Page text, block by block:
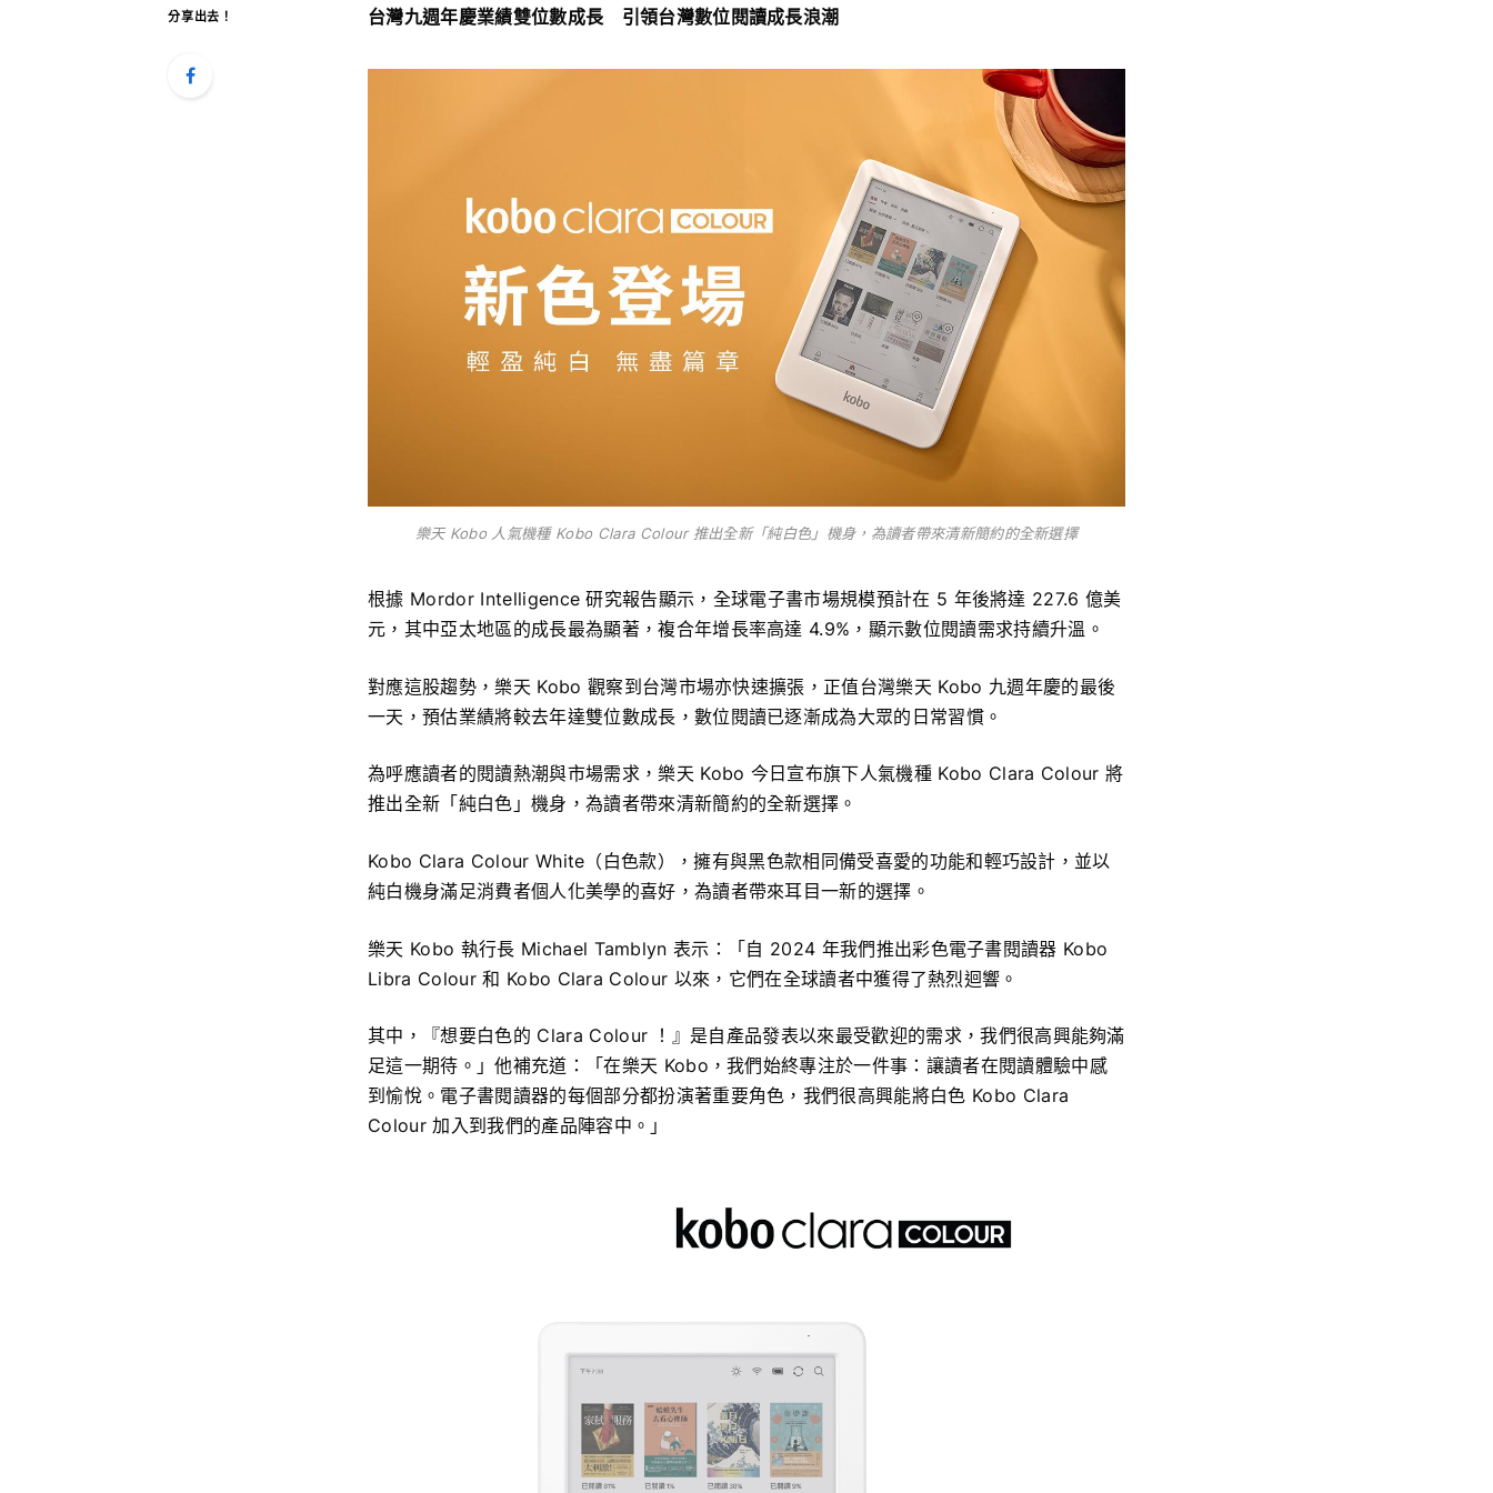
分享出去！ 台灣九週年慶業績雙位數成長 引領台灣數位閱讀成長浪潮
樂天 Kobo 人氣機種 Kobo Clara Colour 推出全新「純白色」機身，為讀者帶來清新簡約的全新選擇
根據 Mordor Intelligence 研究報告顯示，全球電子書市場規模預計在 5 年後將達 227.6 億美
元，其中亞太地區的成長最為顯著，複合年增長率高達 4.9%，顯示數位閱讀需求持續升溫。
對應這股趨勢，樂天 Kobo 觀察到台灣市場亦快速擴張，正值台灣樂天 Kobo 九週年慶的最後
一天，預估業績將較去年達雙位數成長，數位閱讀已逐漸成為大眾的日常習慣。
為呼應讀者的閱讀熱潮與市場需求，樂天 Kobo 今日宣布旗下人氣機種 Kobo Clara Colour 將
推出全新「純白色」機身，為讀者帶來清新簡約的全新選擇。
Kobo Clara Colour White（白色款），擁有與黑色款相同備受喜愛的功能和輕巧設計，並以
純白機身滿足消費者個人化美學的喜好，為讀者帶來耳目一新的選擇。
樂天 Kobo 執行長 Michael Tamblyn 表示：「自 2024 年我們推出彩色電子書閱讀器 Kobo
Libra Colour 和 Kobo Clara Colour 以來，它們在全球讀者中獲得了熱烈迴響。
其中，『想要白色的 Clara Colour ！』是自產品發表以來最受歡迎的需求，我們很高興能夠滿
足這一期待。」他補充道：「在樂天 Kobo，我們始終專注於一件事：讓讀者在閱讀體驗中感
到愉悅。電子書閱讀器的每個部分都扮演著重要角色，我們很高興能將白色 Kobo Clara
Colour 加入到我們的產品陣容中。」